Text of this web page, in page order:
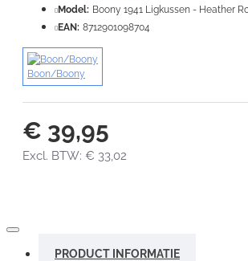
€ 39,95
Excl. BTW: € 33,02
Model: Boony 1941 Ligkussen - Heather
EAN: 8712901098704
Boon/Boony
PRODUCT INFORMATIE